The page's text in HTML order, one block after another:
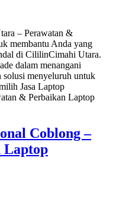
– Perawatan &
membantu Anda yang
di CililinCimahi Utara.
dalam menangani
solusi menyeluruh untuk
Jasa Laptop
& Perbaikan Laptop
Coblong –
Laptop